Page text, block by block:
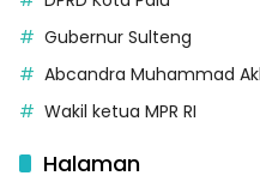
Gubernur Sulteng
Abcandra Muhammad
Wakil ketua MPR RI
Halaman